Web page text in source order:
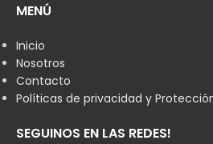
MENÚ
Inicio
Nosotros
Contacto
Políticas de privacidad y
SEGUINOS EN LAS REDES!